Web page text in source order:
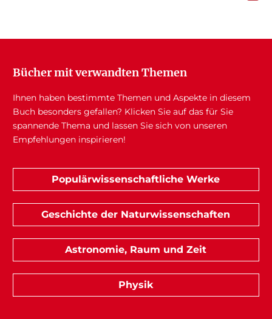
Bücher mit verwandten Themen
Ihnen haben bestimmte Themen und Aspekte in diesem
Buch besonders gefallen? Klicken Sie auf das für Sie
spannende Thema und lassen Sie sich von unseren
Empfehlungen inspirieren!
Populärwissenschaftliche Werke
Geschichte der Naturwissenschaften
Astronomie, Raum und Zeit
Physik